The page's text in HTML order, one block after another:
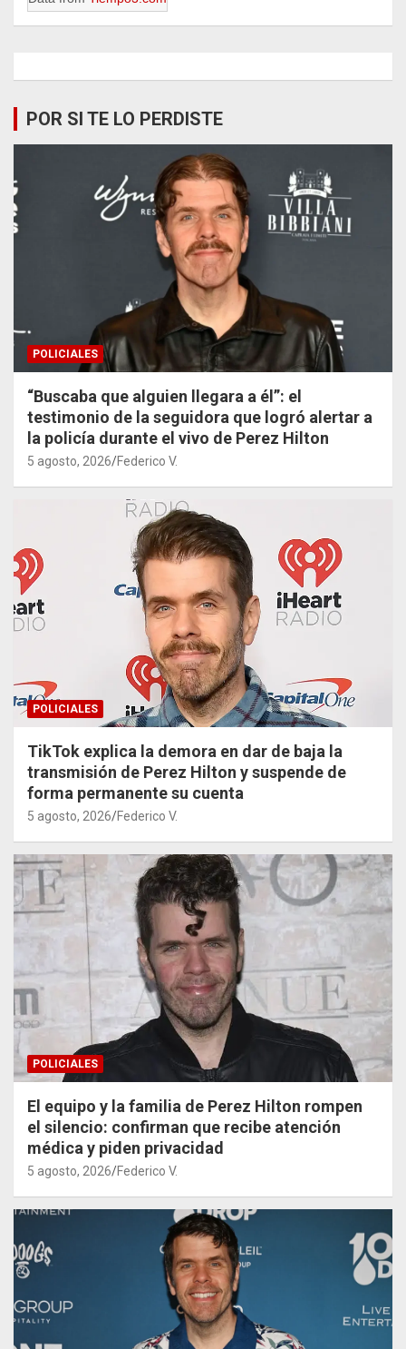
POR SI TE LO PERDISTE
POLICIALES
“Buscaba que alguien llegara a él”: el
testimonio de la seguidora que logró alertar a
la policía durante el vivo de Perez Hilton
5 agosto, 2026 Federico V.
POLICIALES
TikTok explica la demora en dar de baja la
transmisión de Perez Hilton y suspende de
forma permanente su cuenta
5 agosto, 2026 Federico V.
POLICIALES
El equipo y la familia de Perez Hilton rompen
el silencio: confirman que recibe atención
médica y piden privacidad
5 agosto, 2026 Federico V.